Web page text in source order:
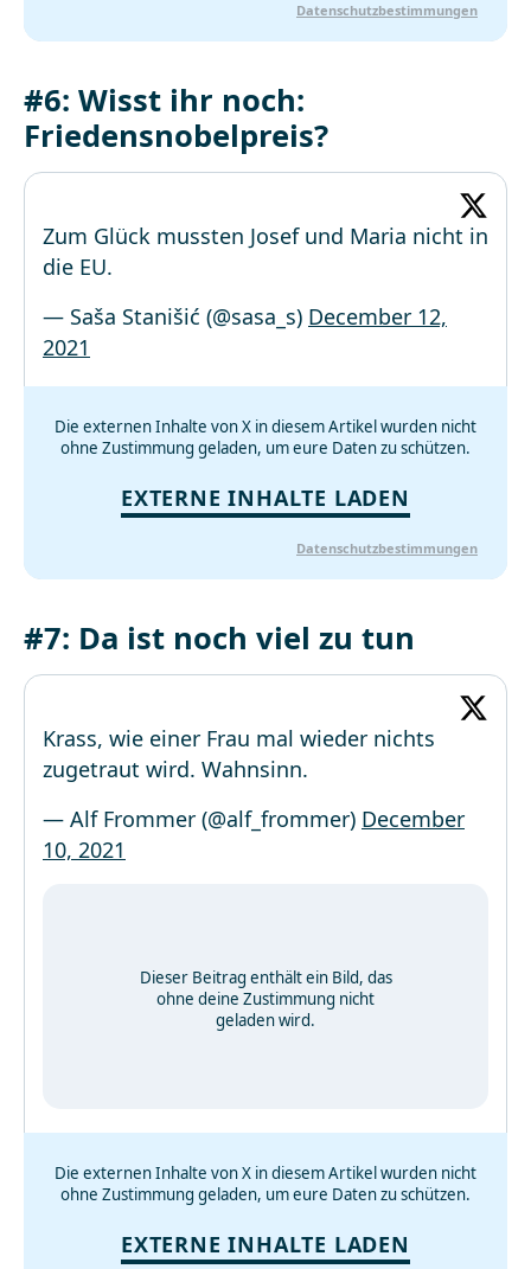
Datenschutzbestimmungen
#6: Wisst ihr noch:
Friedensnobelpreis?
Zum Glück mussten Josef und Maria nicht in
die EU.
— Saša Stanišić (@sasa_s) December 12,
2021
Die externen Inhalte von X in diesem Artikel wurden nicht
ohne Zustimmung geladen, um eure Daten zu schützen.
EXTERNE INHALTE LADEN
Datenschutzbestimmungen
#7: Da ist noch viel zu tun
Krass, wie einer Frau mal wieder nichts
zugetraut wird. Wahnsinn.
— Alf Frommer (@alf_frommer) December
10, 2021
Dieser Beitrag enthält ein Bild, das
ohne deine Zustimmung nicht
geladen wird.
Die externen Inhalte von X in diesem Artikel wurden nicht
ohne Zustimmung geladen, um eure Daten zu schützen.
EXTERNE INHALTE LADEN